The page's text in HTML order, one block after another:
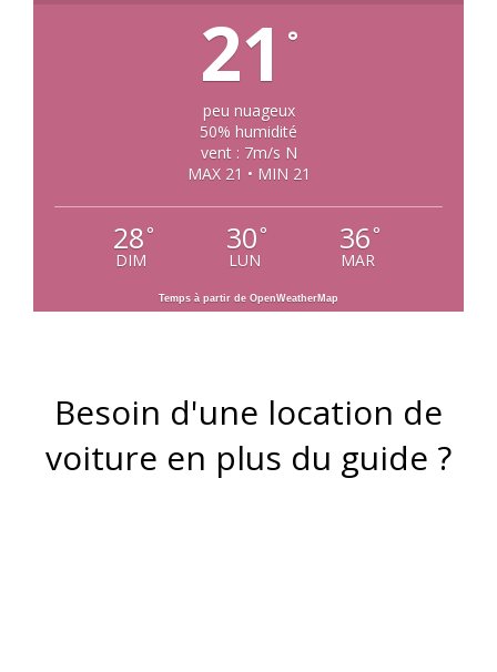
21 °
peu nuageux
50% humidité
vent : 7m/s N
MAX 21 • MIN 21
28°
DIM
30°
LUN
36°
MAR
Temps à partir de OpenWeatherMap
Besoin d'une location de
voiture en plus du guide ?